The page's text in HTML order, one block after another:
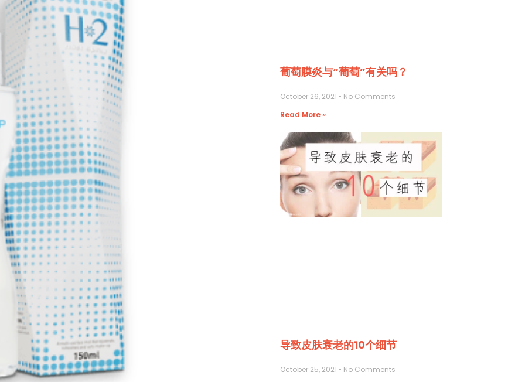
葡萄膜炎与“葡萄”有关吗？
October 26, 2021
No Comments
Read More »
导致皮肤衰老的10个细节
October 25, 2021
No Comments